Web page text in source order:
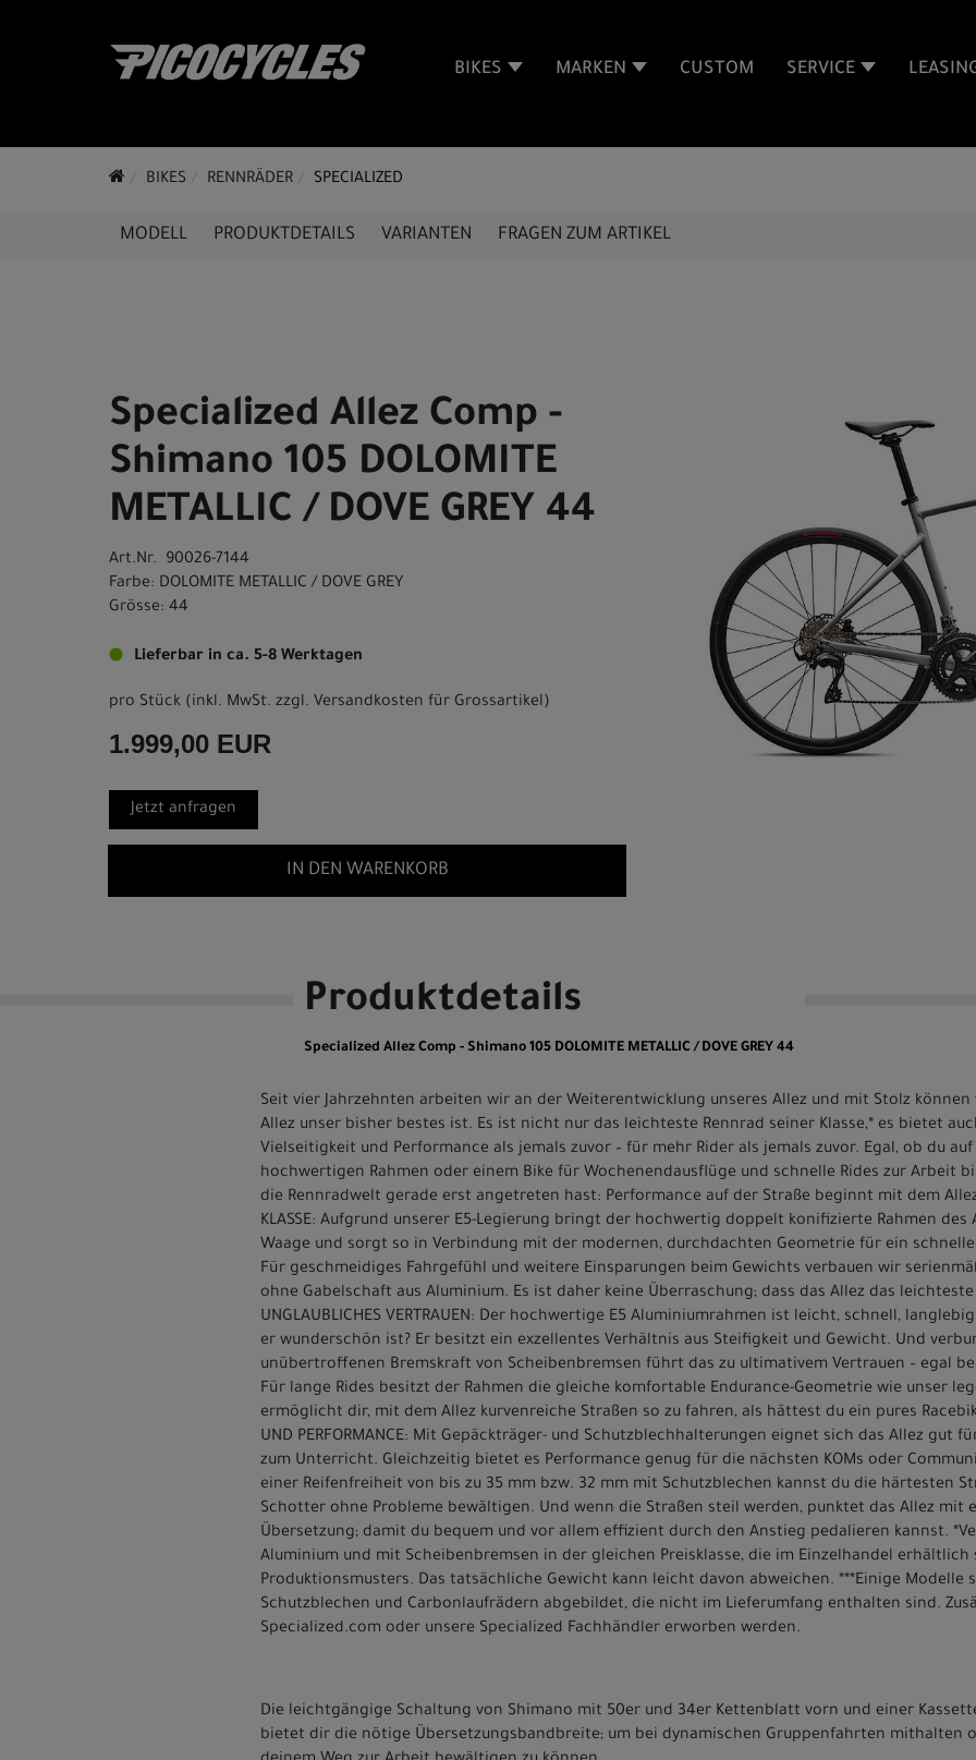
BIKES MARKEN CUSTOM SERVICE
BIKES RENNRÄDER SPECIALIZED
MODELL PRODUKTDETAILS VARIANTEN FRAGEN ZUM ARTIKEL
Specialized Allez Comp -
Shimano 105 DOLOMITE
METALLIC / DOVE GREY 44
Art.Nr. 90026-7144
Farbe: DOLOMITE METALLIC / DOVE GREY
Grösse: 44
Lieferbar in ca. 5-8 Werktagen
pro Stück (inkl. MwSt. zzgl. Versandkosten für Grossartikel)
1.999,00 EUR
Jetzt anfragen
IN DEN WARENKORB
Produktdetails
Specialized Allez Comp - Shimano 105 DOLOMITE METALLIC / DOVE GREY 44
Seit vier Jahrzehnten arbeiten wir an der Weiterentwicklung unseres Allez und mit Stolz können
Allez unser bisher bestes ist. Es ist nicht nur das leichteste Rennrad seiner Klasse,* es bietet
Vielseitigkeit und Performance als jemals zuvor – für mehr Rider als jemals zuvor. Egal, ob du
hochwertigen Rahmen oder einem Bike für Wochenendausflüge und schnelle Rides zur Arbeit
die Rennradwelt gerade erst angetreten hast: Performance auf der Straße beginnt mit dem Allez.
KLASSE: Aufgrund unserer E5-Legierung bringt der hochwertig doppelt konifizierte Rahmen des
Waage und sorgt so in Verbindung mit der modernen, durchdachten Geometrie für ein
Für geschmeidiges Fahrgefühl und weitere Einsparungen beim Gewichts verbauen wir
ohne Gabelschaft aus Aluminium. Es ist daher keine Überraschung; dass das Allez das
UNGLAUBLICHES VERTRAUEN: Der hochwertige E5 Aluminiumrahmen ist leicht, schnell,
er wunderschön ist? Er besitzt ein exzellentes Verhältnis aus Steifigkeit und Gewicht. Und
unübertroffenen Bremskraft von Scheibenbremsen führt das zu ultimativem Vertrauen – egal
Für lange Rides besitzt der Rahmen die gleiche komfortable Endurance-Geometrie wie unser
ermöglicht dir, mit dem Allez kurvenreiche Straßen so zu fahren, als hättest du ein pures
UND PERFORMANCE: Mit Gepäckträger- und Schutzblechhalterungen eignet sich das Allez gut
zum Unterricht. Gleichzeitig bietet es Performance genug für die nächsten KOMs oder
einer Reifenfreiheit von bis zu 35 mm bzw. 32 mm mit Schutzblechen kannst du die härtesten
Schotter ohne Probleme bewältigen. Und wenn die Straßen steil werden, punktet das Allez mit
Übersetzung; damit du bequem und vor allem effizient durch den Anstieg pedalieren kannst.
Aluminium und mit Scheibenbremsen in der gleichen Preisklasse, die im Einzelhandel erhältlich
Produktionsmusters. Das tatsächliche Gewicht kann leicht davon abweichen. ***Einige Modelle
Schutzblechen und Carbonlaufrädern abgebildet, die nicht im Lieferumfang enthalten sind.
Specialized.com oder unsere Specialized Fachhändler erworben werden.
Die leichtgängige Schaltung von Shimano mit 50er und 34er Kettenblatt vorn und einer
bietet dir die nötige Übersetzungsbandbreite; um bei dynamischen Gruppenfahrten mithalten